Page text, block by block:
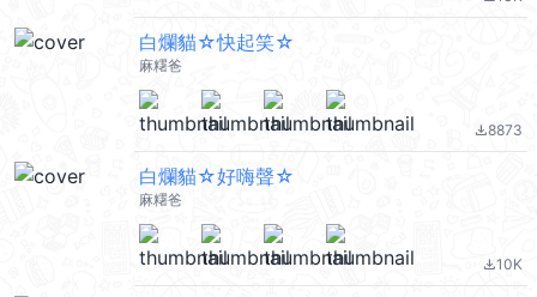
白爛貓☆快起笑☆
麻糬爸
file_download8873
白爛貓☆好嗨聲☆
麻糬爸
file_download10K